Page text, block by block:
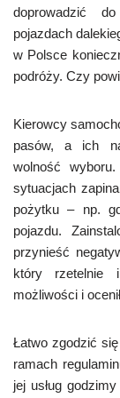
doprowadzić
pojazdach
w Polsce
podróży. Czy
Kierowcy
pasów, a ich
wolność
sytuacjach
pożytku – np.
pojazdu.
przynieść
który rzetelnie i
możliwości i
Łatwo zgodzić
ramach
jej usług